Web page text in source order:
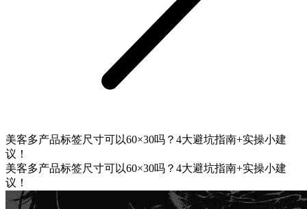
美客多产品标签尺寸可以60×30吗？4大避坑指南+实操小建
议！
美客多产品标签尺寸可以60×30吗？4大避坑指南+实操小建
议！